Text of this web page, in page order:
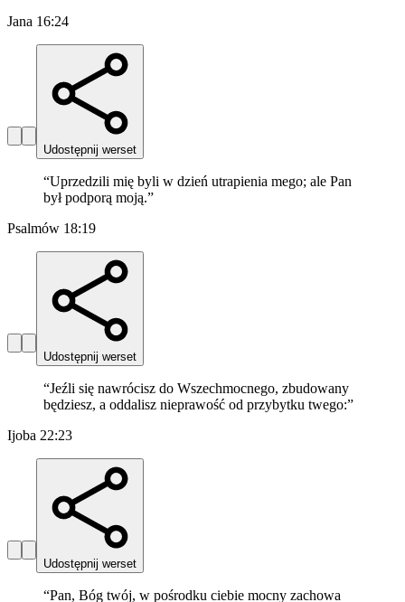
Jana 16:24
Udostępnij werset
“Uprzedzili mię byli w dzień utrapienia mego; ale Pan
był podporą moją.”
Psalmów 18:19
Udostępnij werset
“Jeźli się nawrócisz do Wszechmocnego, zbudowany
będziesz, a oddalisz nieprawość od przybytku twego:”
Ijoba 22:23
Udostępnij werset
“Pan, Bóg twój, w pośrodku ciebie mocny zachowa